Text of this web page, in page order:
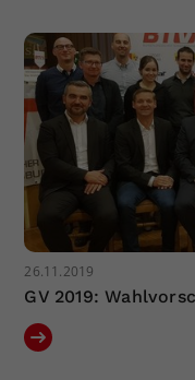
26.11.2019
GV 2019: